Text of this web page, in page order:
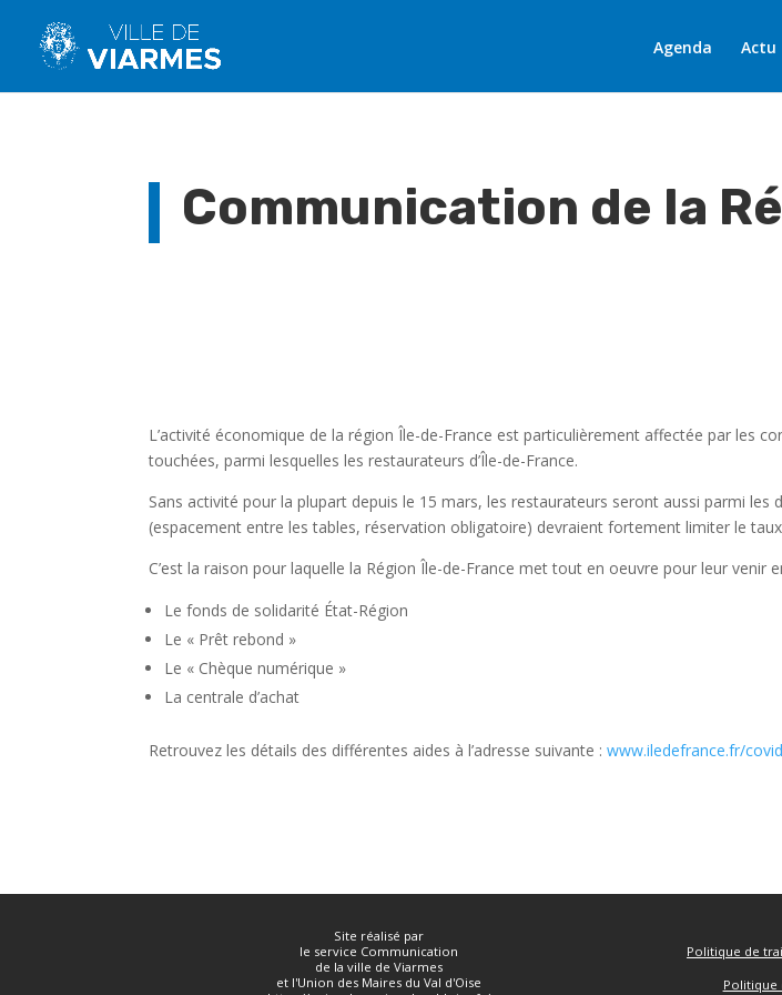
Agenda Actu
Communication de la
L’activité économique de la région Île-de-France est particulièrement affectée par les
touchées, parmi lesquelles les restaurateurs d’Île-de-France.
Sans activité pour la plupart depuis le 15 mars, les restaurateurs seront aussi parmi
(espacement entre les tables, réservation obligatoire) devraient fortement limiter le taux
C’est la raison pour laquelle la Région Île-de-France met tout en oeuvre pour leur
Le fonds de solidarité État-Région
Le « Prêt rebond »
Le « Chèque numérique »
La centrale d’achat
Retrouvez les détails des différentes aides à l’adresse suivante :www.iledefrance.fr/
Site réalisé par
le service Communication
de la ville de Viarmes
et l'Union des Maires du Val d'Oise
Politique de
Politique